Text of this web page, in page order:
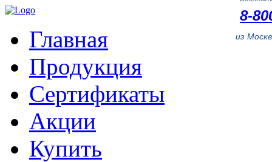
8-
из
Главная
Продукция
Сертификаты
Акции
Купить